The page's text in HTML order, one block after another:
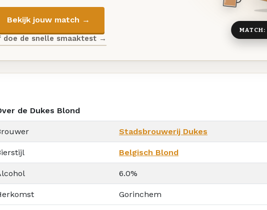
Bekijk jouw match →
doe de snelle smaaktest →
MATCH:
de Dukes Blond
Stadsbrouwerij Dukes
Belgisch Blond
6.0%
Gorinchem